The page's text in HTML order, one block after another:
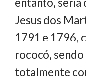
entanto, seria
Jesus dos
1791 e 1796,
rococó, sendo
totalmente